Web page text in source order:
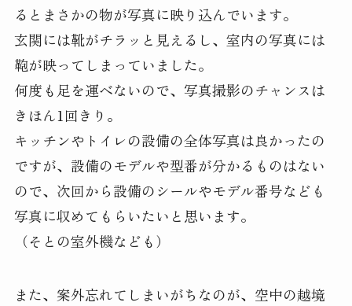
るとまさかの物が写真に映り込んでいます。
玄関には靴がチラッと見えるし、室内の写真には
鞄が映ってしまっていました。
何度も足を運べないので、写真撮影のチャンスは
きほん1回きり。
キッチンやトイレの設備の全体写真は良かったの
ですが、設備のモデルや型番が分かるものはない
ので、次回から設備のシールやモデル番号なども
写真に収めてもらいたいと思います。
（そとの室外機なども）
また、案外忘れてしまいがちなのが、空中の越境